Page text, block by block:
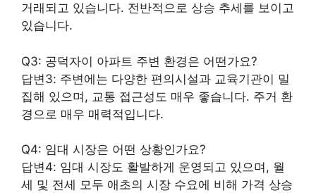
거래되고 있습니다. 전반적으로 상승 추세를 보이고
있습니다.
Q3: 공덕자이 아파트 주변 환경은 어떤가요?
답변3: 주변에는 다양한 편의시설과 교육기관이 밀
집해 있으며, 교통 접근성도 매우 좋습니다. 주거 환
경으로 매우 매력적입니다.
Q4: 임대 시장은 어떤 상황인가요?
답변4: 임대 시장도 활발하게 운영되고 있으며, 월
세 및 전세 모두 애초의 시장 수요에 비해 가격 상승